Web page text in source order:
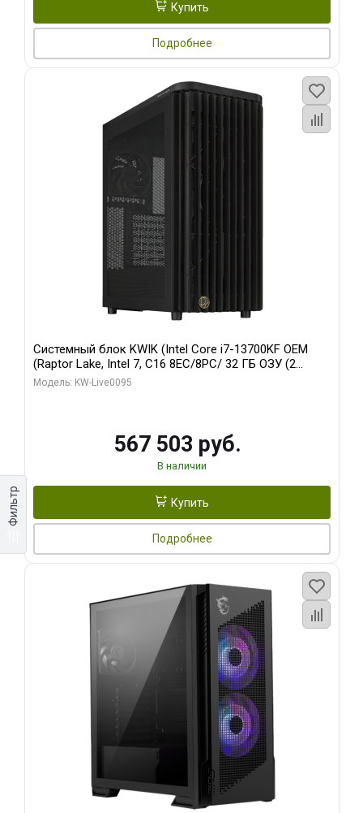
Фильтр
Купить
Подробнее
Системный блок KWIK (Intel Core i7-13700KF OEM
(Raptor Lake, Intel 7, C16 8EC/8PC/ 32 ГБ ОЗУ (2
модуля)/ Afox RTX4090 24GB GDDR6X 384-Bit 3xDP
Модель: KW-Live0095
567 503 руб.
В наличии
Купить
Подробнее